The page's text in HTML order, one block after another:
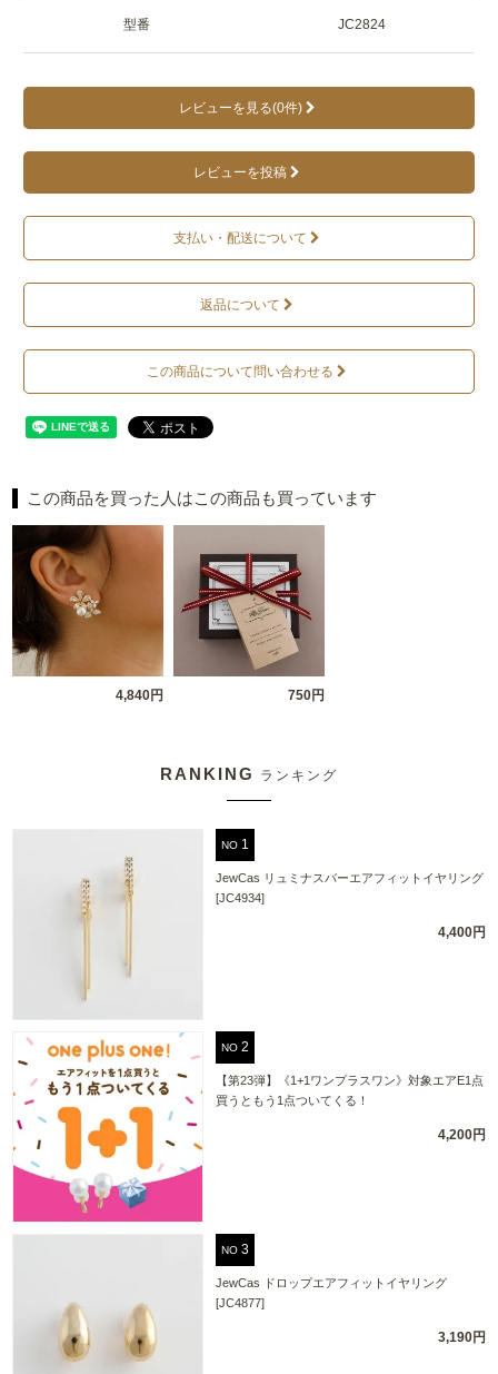
型番 JC2824
レビューを見る(0件)
レビューを投稿
支払い・配送について
返品について
この商品について問い合わせる
この商品を買った人はこの商品も買っています
4,840円 750円
RANKING ランキング
NO
JewCas リュミナスバーエアフィットイヤリング
[JC4934]
4,400円
NO
【第23弾】《1+1ワンプラスワン》対象エアE1点
買うともう1点ついてくる！
4,200円
NO
JewCas ドロップエアフィットイヤリング
[JC4877]
3,190円